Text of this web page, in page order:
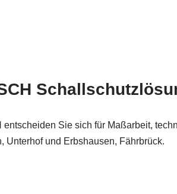
Sie sich für Maßarbeit,
Unterhof und Erbshausen, Fährbrück.